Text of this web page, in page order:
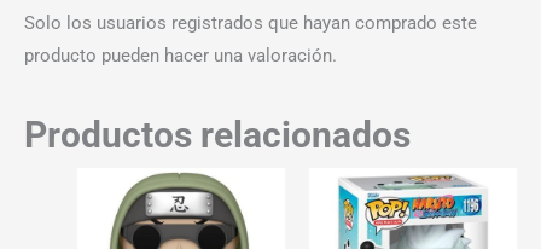
Solo los usuarios registrados que hayan comprado este
producto pueden hacer una valoración.
Productos relacionados